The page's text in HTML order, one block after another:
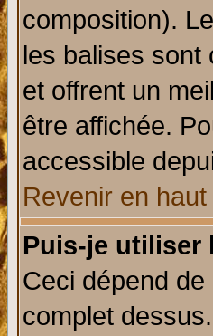
composition).
les balises sont
et offrent un
être affichée.
accessible
Revenir en
Puis-je utiliser
Ceci dépend
complet